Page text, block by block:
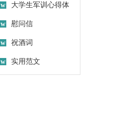
工作计划汇编五篇
大学生军训心得体
会(集合15篇)
慰问信
祝酒词
实用范文